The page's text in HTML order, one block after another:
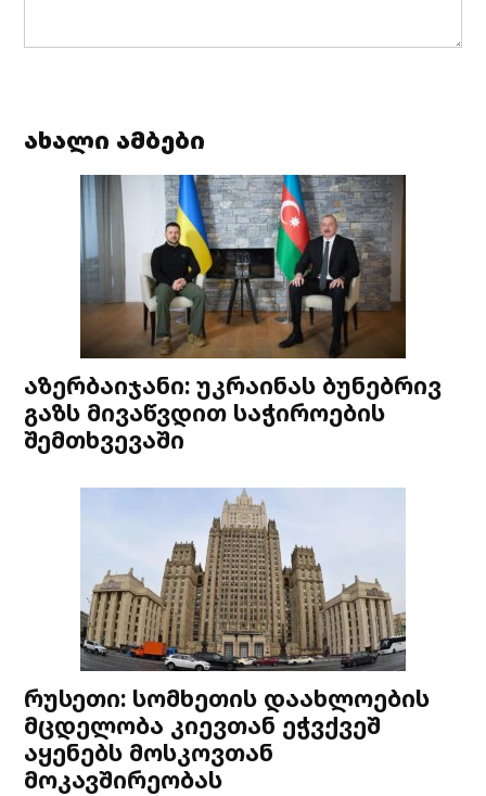
ახალი ამბები
აზერბაიჯანი: უკრაინას ბუნებრივ
გაზს მივაწვდით საჭიროების
შემთხვევაში
რუსეთი: სომხეთის დაახლოების
მცდელობა კიევთან ეჭვქვეშ
აყენებს მოსკოვთან
მოკავშირეობას